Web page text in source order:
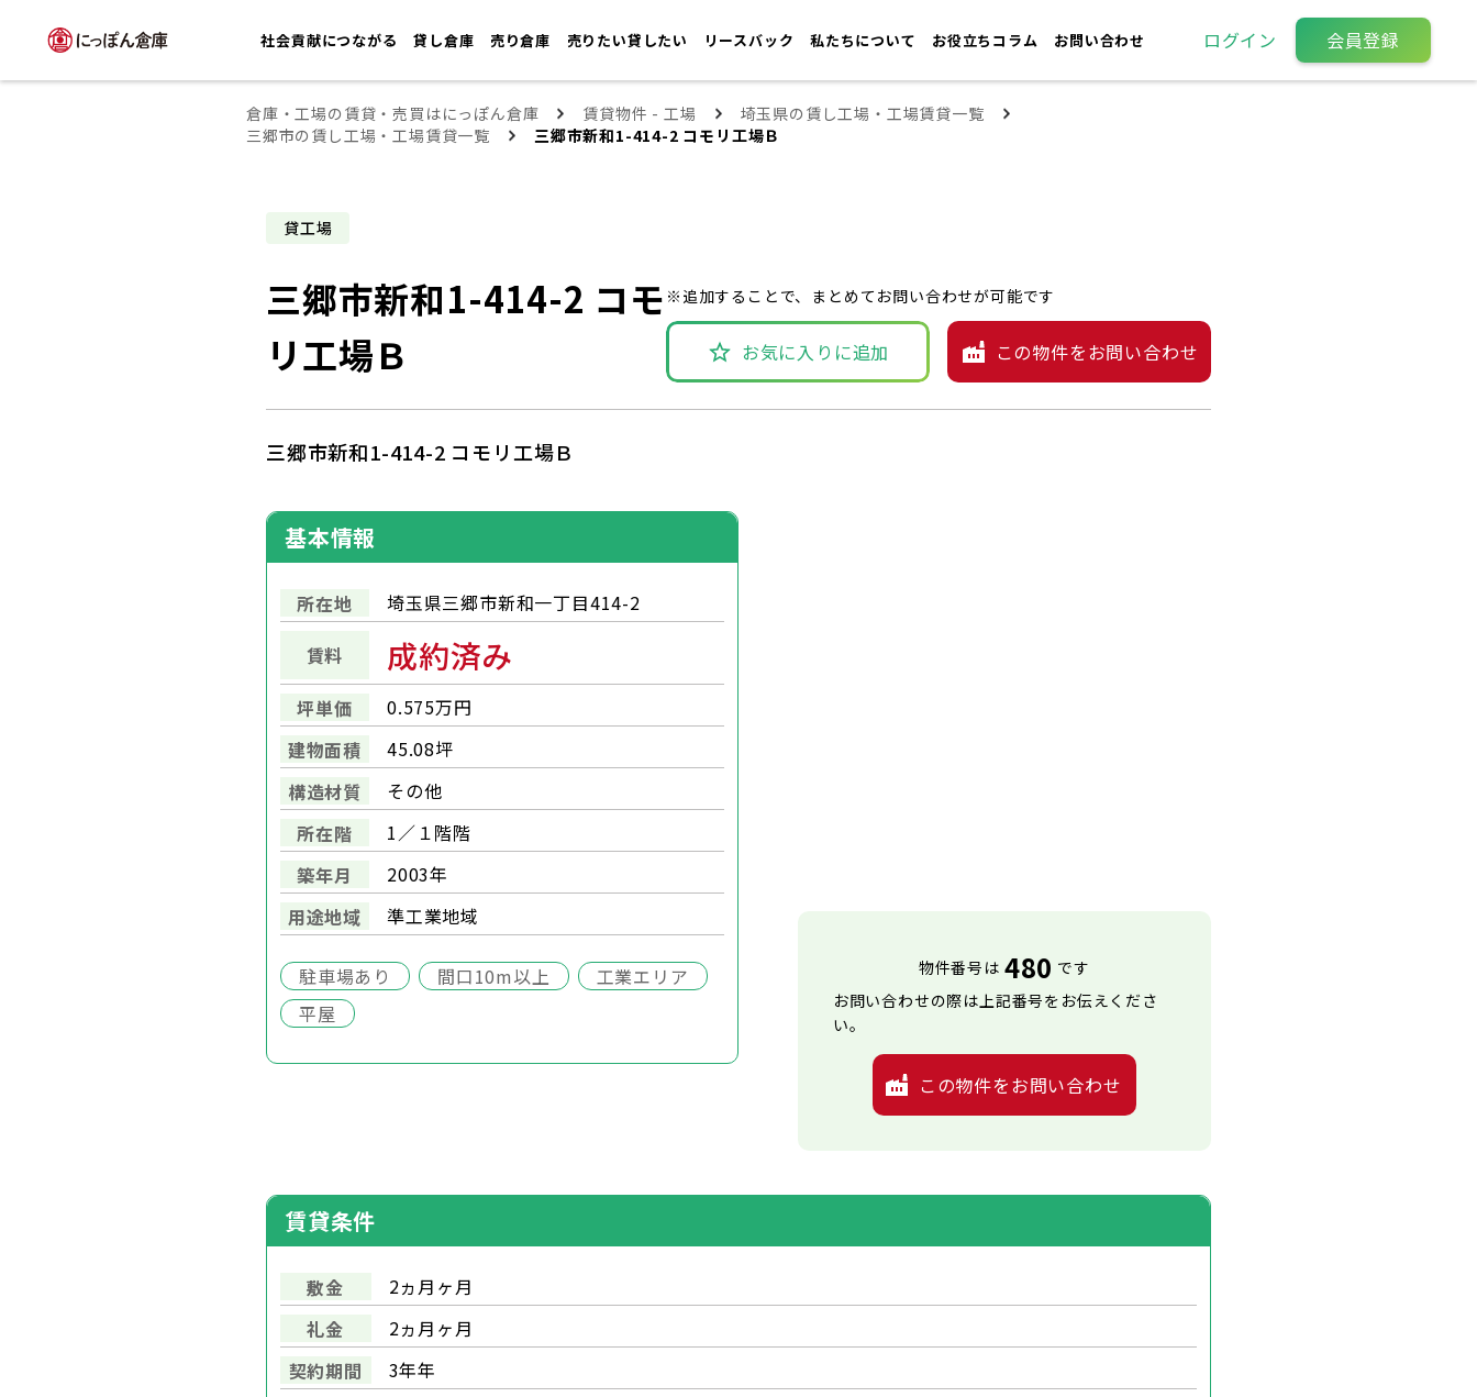
社会貢献につながる 貸し倉庫 売り倉庫 売りたい貸したい リースバック 私たちについて お役立ちコラム お問い合わせ ログイン 会員登録
倉庫・工場の賃貸・売買はにっぽん倉庫 賃貸物件 - 工場
埼玉県の賃し工場・工場賃貸一覧
三郷市の賃し工場・工場賃貸一覧
三郷市新和1-414-2 コモリ工場Ｂ
貸工場
三郷市新和1-414-2 コモ
リ工場Ｂ
※追加することで、まとめてお問い合わせが可能です
お気に入りに追加 この物件をお問い合わせ
三郷市新和1-414-2 コモリ工場Ｂ
基本情報
所在地
埼玉県三郷市新和一丁目414-2
賃料
成約済み
坪単価
0.575万円
建物面積
45.08坪
構造材質
その他
所在階
1／１階階
築年月
2003年
用途地域
準工業地域
駐車場あり 間口10m以上
工業エリア
平屋
物件番号は 480 です
お問い合わせの際は上記番号をお伝えくださ
い。
この物件をお問い合わせ
賃貸条件
敷金
2ヵ月ヶ月
礼金
2ヵ月ヶ月
契約期間
3年年